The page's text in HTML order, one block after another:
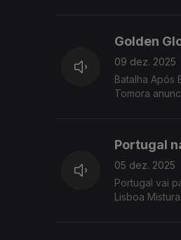
Golden
09 dez. 2025
Batalha Após
Tomora
Portugal
05 dez. 2025
Portugal vai
Lisboa Mistura.